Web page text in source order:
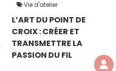
L’ART DU POINT DE
CROIX : CRÉER ET
TRANSMETTRE LA
PASSION DU FIL
Vie d'atelier